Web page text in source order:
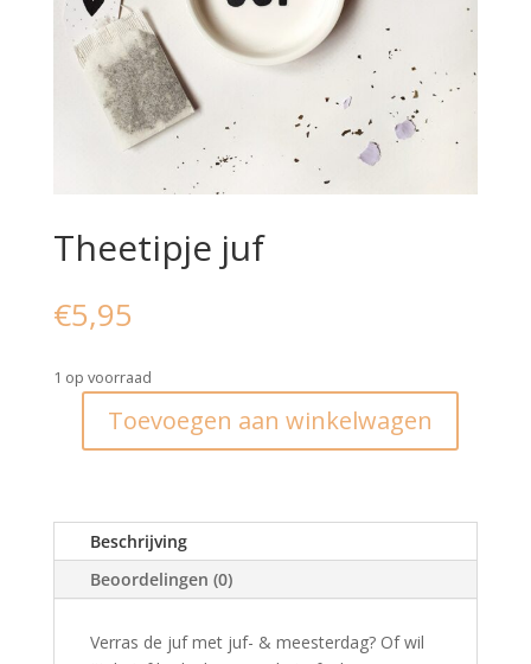
Theetipje juf
€5,95
1 op voorraad
TheetipjeToevoegen aan winkelwagen
Beschrijving
Beoordelingen (0)
Verras de juf met juf- & meesterdag? Of wil